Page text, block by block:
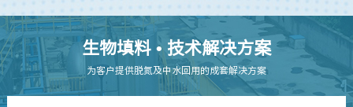
生物填料 • 技术解决方案
为客户提供脱氮及中水回用的成套解决方案